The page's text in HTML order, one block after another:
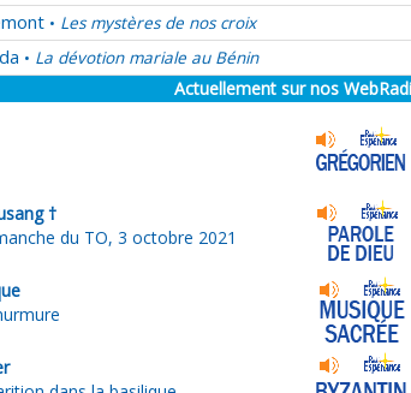
• Les mystères de nos croix
• La dévotion mariale au Bénin
Actuellement sur nos
†
du TO, 3 octobre 2021